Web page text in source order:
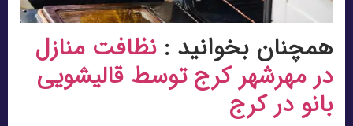
همچنان بخوانید : نظافت منازل
در مهرشهر کرج توسط قالیشویی
بانو در کرج